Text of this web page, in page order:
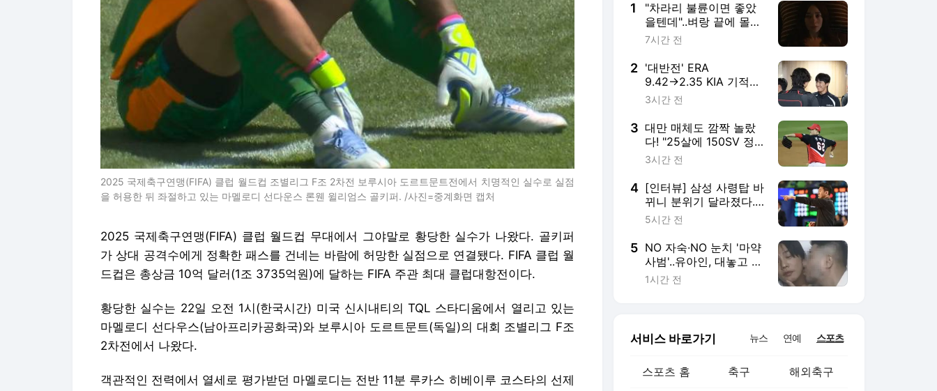
2025 국제축구연맹(FIFA) 클럽 월드컵 조별리그 F조 2차전 보루시아 도르트문트전에서 치명적인 실수로 실점
을 허용한 뒤 좌절하고 있는 마멜로디 선다운스 론웬 윌리엄스 골키퍼. /사진=중계화면 캡처
2025 국제축구연맹(FIFA) 클럽 월드컵 무대에서 그야말로 황당한 실수가 나왔다. 골키퍼
가 상대 공격수에게 정확한 패스를 건네는 바람에 허망한 실점으로 연결됐다. FIFA 클럽 월
드컵은 총상금 10억 달러(1조 3735억원)에 달하는 FIFA 주관 최대 클럽대항전이다.
황당한 실수는 22일 오전 1시(한국시간) 미국 신시내티의 TQL 스타디움에서 열리고 있는
마멜로디 선다우스(남아프리카공화국)와 보루시아 도르트문트(독일)의 대회 조별리그 F조
2차전에서 나왔다.
객관적인 전력에서 열세로 평가받던 마멜로디는 전반 11분 루카스 히베이루 코스타의 선제
1
"차라리 불륜이면 좋았
을텐데"..벼랑 끝에 몰려
도 김혜수는 김혜수 [지
7시간 전
2 '대반전' ERA
9.42→2.35 KIA 기적의
'이 투수' 폭염 속 대도
3시간 전
3 대만 매체도 깜짝 놀랐
다! "25살에 150SV 정
해영, AG 탈락→전격 군
3시간 전
4 [인터뷰] 삼성 사령탑 바
뀌니 분위기 달라졌다...
김상식 감독 "선수들 의
이 다 열심히 한다"
5시간 전
5 NO 자숙·NO 눈치 '마약
사범'..유아인, 대놓고 남
사친과 '볼 뽀뽀' "사랑
1시간 전
서비스 바로가기 뉴스 연예 스포츠
스포츠 홈 축구 해외축구